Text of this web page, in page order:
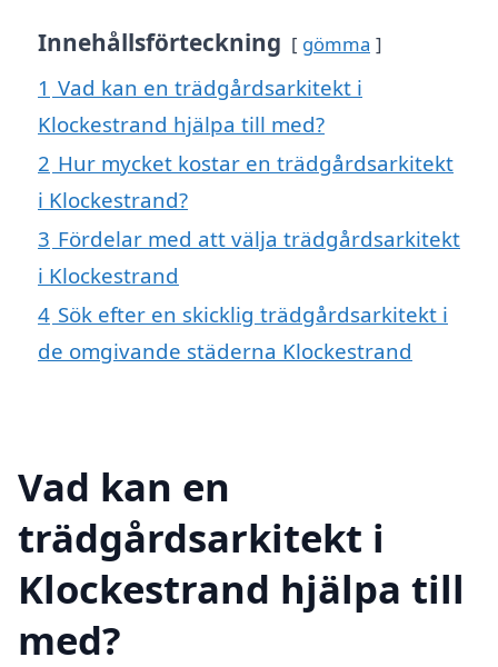
Innehållsförteckning gömma
1 Vad kan en trädgårdsarkitekt i
Klockestrand hjälpa till med?
2 Hur mycket kostar en trädgårdsarkitekt
i Klockestrand?
3 Fördelar med att välja trädgårdsarkitekt
i Klockestrand
4 Sök efter en skicklig trädgårdsarkitekt i
de omgivande städerna Klockestrand
Vad kan en
trädgårdsarkitekt i
Klockestrand hjälpa till
med?